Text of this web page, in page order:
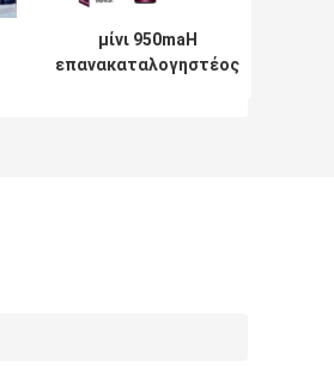
μίνι 950maH
επανακαταλογηστέος